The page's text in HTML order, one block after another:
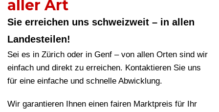
aller Art
Sie erreichen uns schweizweit – in allen
Landesteilen!
Sei es in Zürich oder in Genf – von allen Orten sind wir
einfach und direkt zu erreichen. Kontaktieren Sie uns
für eine einfache und schnelle Abwicklung.
Wir garantieren Ihnen einen fairen Marktpreis für Ihr